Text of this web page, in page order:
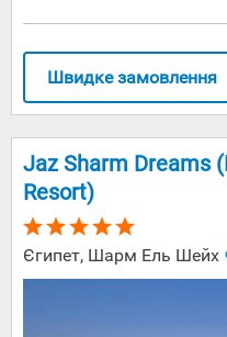
Швидке замовлення
Jaz Sharm Dreams
Resort)
Єгипет, Шарм Ель Шейх